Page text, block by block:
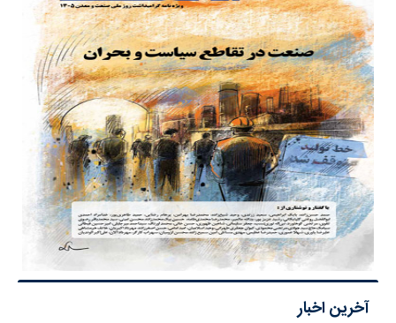
آخرین اخبار